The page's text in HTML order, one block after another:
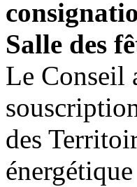
Salle des
Le Conseil
des